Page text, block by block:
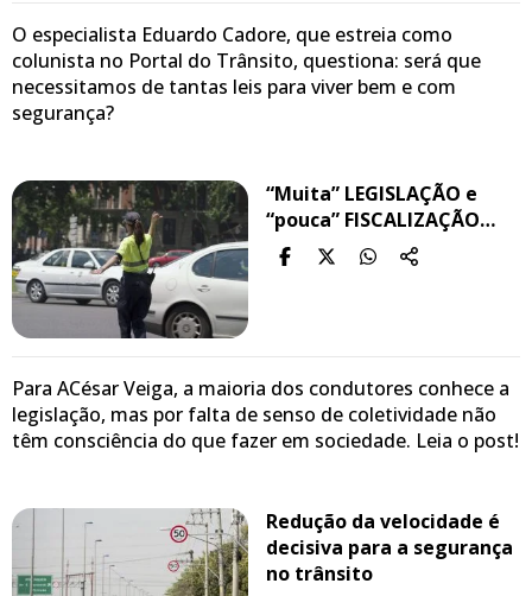
O especialista Eduardo Cadore, que estreia como
colunista no Portal do Trânsito, questiona: será que
necessitamos de tantas leis para viver bem e com
segurança?
“Muita” LEGISLAÇÃO e
“pouca” FISCALIZAÇÃO…
Para ACésar Veiga, a maioria dos condutores conhece a
legislação, mas por falta de senso de coletividade não
têm consciência do que fazer em sociedade. Leia o post!
Redução da velocidade é
decisiva para a segurança
no trânsito